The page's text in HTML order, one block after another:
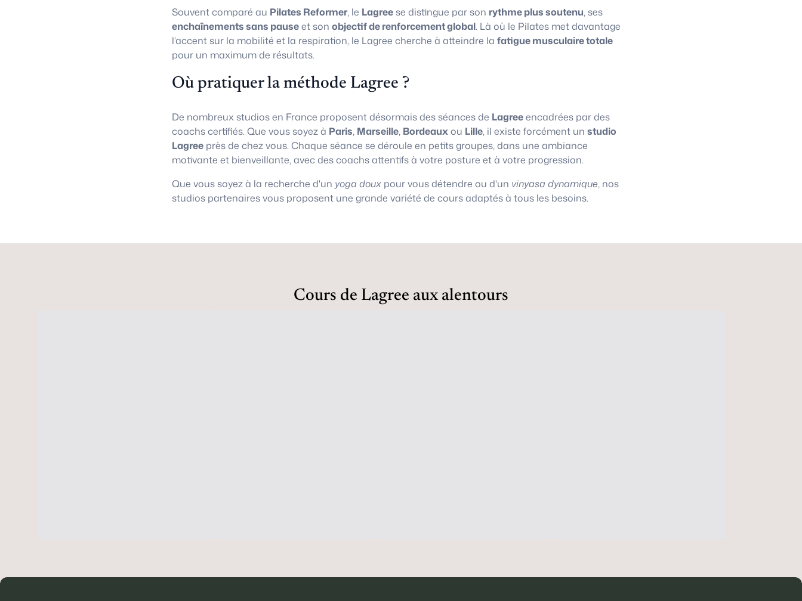
Souvent comparé au Pilates Reformer, le Lagree se distingue par son rythme plus soutenu, ses
enchaînements sans pauseet son objectif de renforcement global. Là où le Pilates met davantage
l’accent sur la mobilité et la respiration, le Lagree cherche à atteindre la fatigue musculaire totale
pour un maximum de résultats.
Où pratiquer la méthode Lagree ?
De nombreux studios en France proposent désormais des séances de Lagreeencadrées par des
coachs certifiés. Que vous soyez à Paris, Marseille, Bordeauxou Lille, il existe forcément un studio
Lagree près de chez vous. Chaque séance se déroule en petits groupes, dans une ambiance
motivante et bienveillante, avec des coachs attentifs à votre posture et à votre progression.
Que vous soyez à la recherche d'un yoga doux pour vous détendre ou d'un vinyasa dynamique, nos
studios partenaires vous proposent une grande variété de cours adaptés à tous les besoins.
Cours de Lagree aux alentours